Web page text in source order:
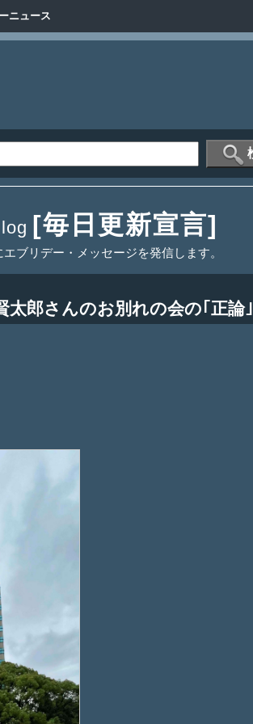
ニュース
[毎日更新宣言]
ブリデー・メッセージを発信します。
太郎さんのお別れの会の｢正論｣